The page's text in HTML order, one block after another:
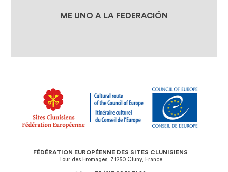
ME UNO A LA FEDERACIÓN
ME UNO A LA FEDERACIÓN
FÉDÉRATION EUROPÉENNE DES SITES CLUNISIENS
Tour des Fromages, 71250 Cluny, France